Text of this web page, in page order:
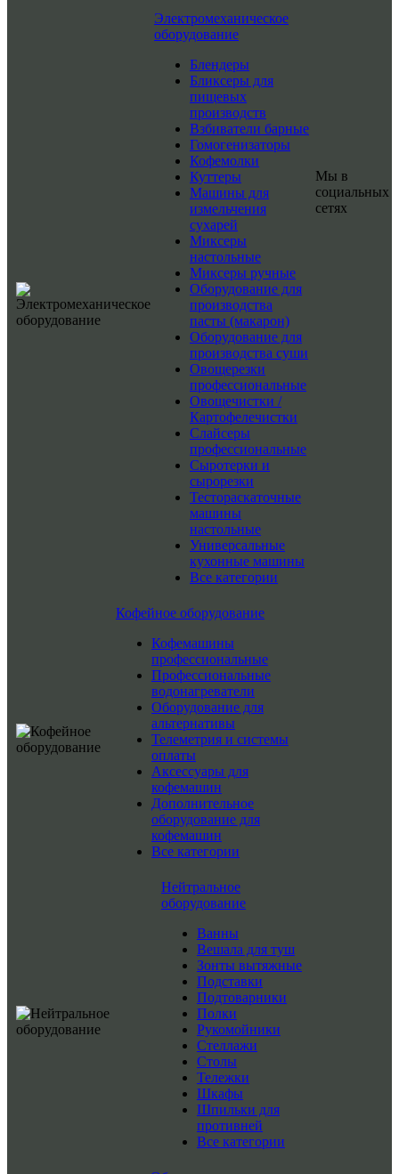
Электромеханическое
оборудование
Блендеры
Бликсеры для
пищевых
производств
Взбиватели барные
Гомогенизаторы
Кофемолки
Куттеры
Машины для
измельчения
сухарей
Миксеры
настольные
Миксеры ручные
Оборудование для
производства
пасты (макарон)
Оборудование для
производства суши
Овощерезки
профессиональные
Овощечистки /
Картофелечистки
Слайсеры
профессиональные
Сыротерки и
сырорезки
Тестораскаточные
машины
настольные
Универсальные
кухонные машины
Все категории
Кофейное оборудование
Кофемашины
профессиональные
Профессиональные
водонагреватели
Оборудование для
альтернативы
Телеметрия и системы
оплаты
Аксессуары для
кофемашин
Дополнительное
оборудование для
кофемашин
Все категории
Нейтральное
оборудование
Ванны
Вешала для туш
Зонты вытяжные
Подставки
Подтоварники
Полки
Рукомойники
Стеллажи
Столы
Тележки
Шкафы
Шпильки для
противней
Все категории
Мы в
социальных
сетях